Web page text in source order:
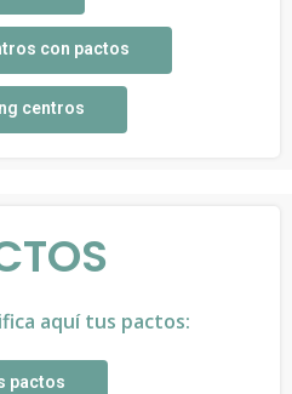
con pactos
centros
aquí tus pactos:
pactos